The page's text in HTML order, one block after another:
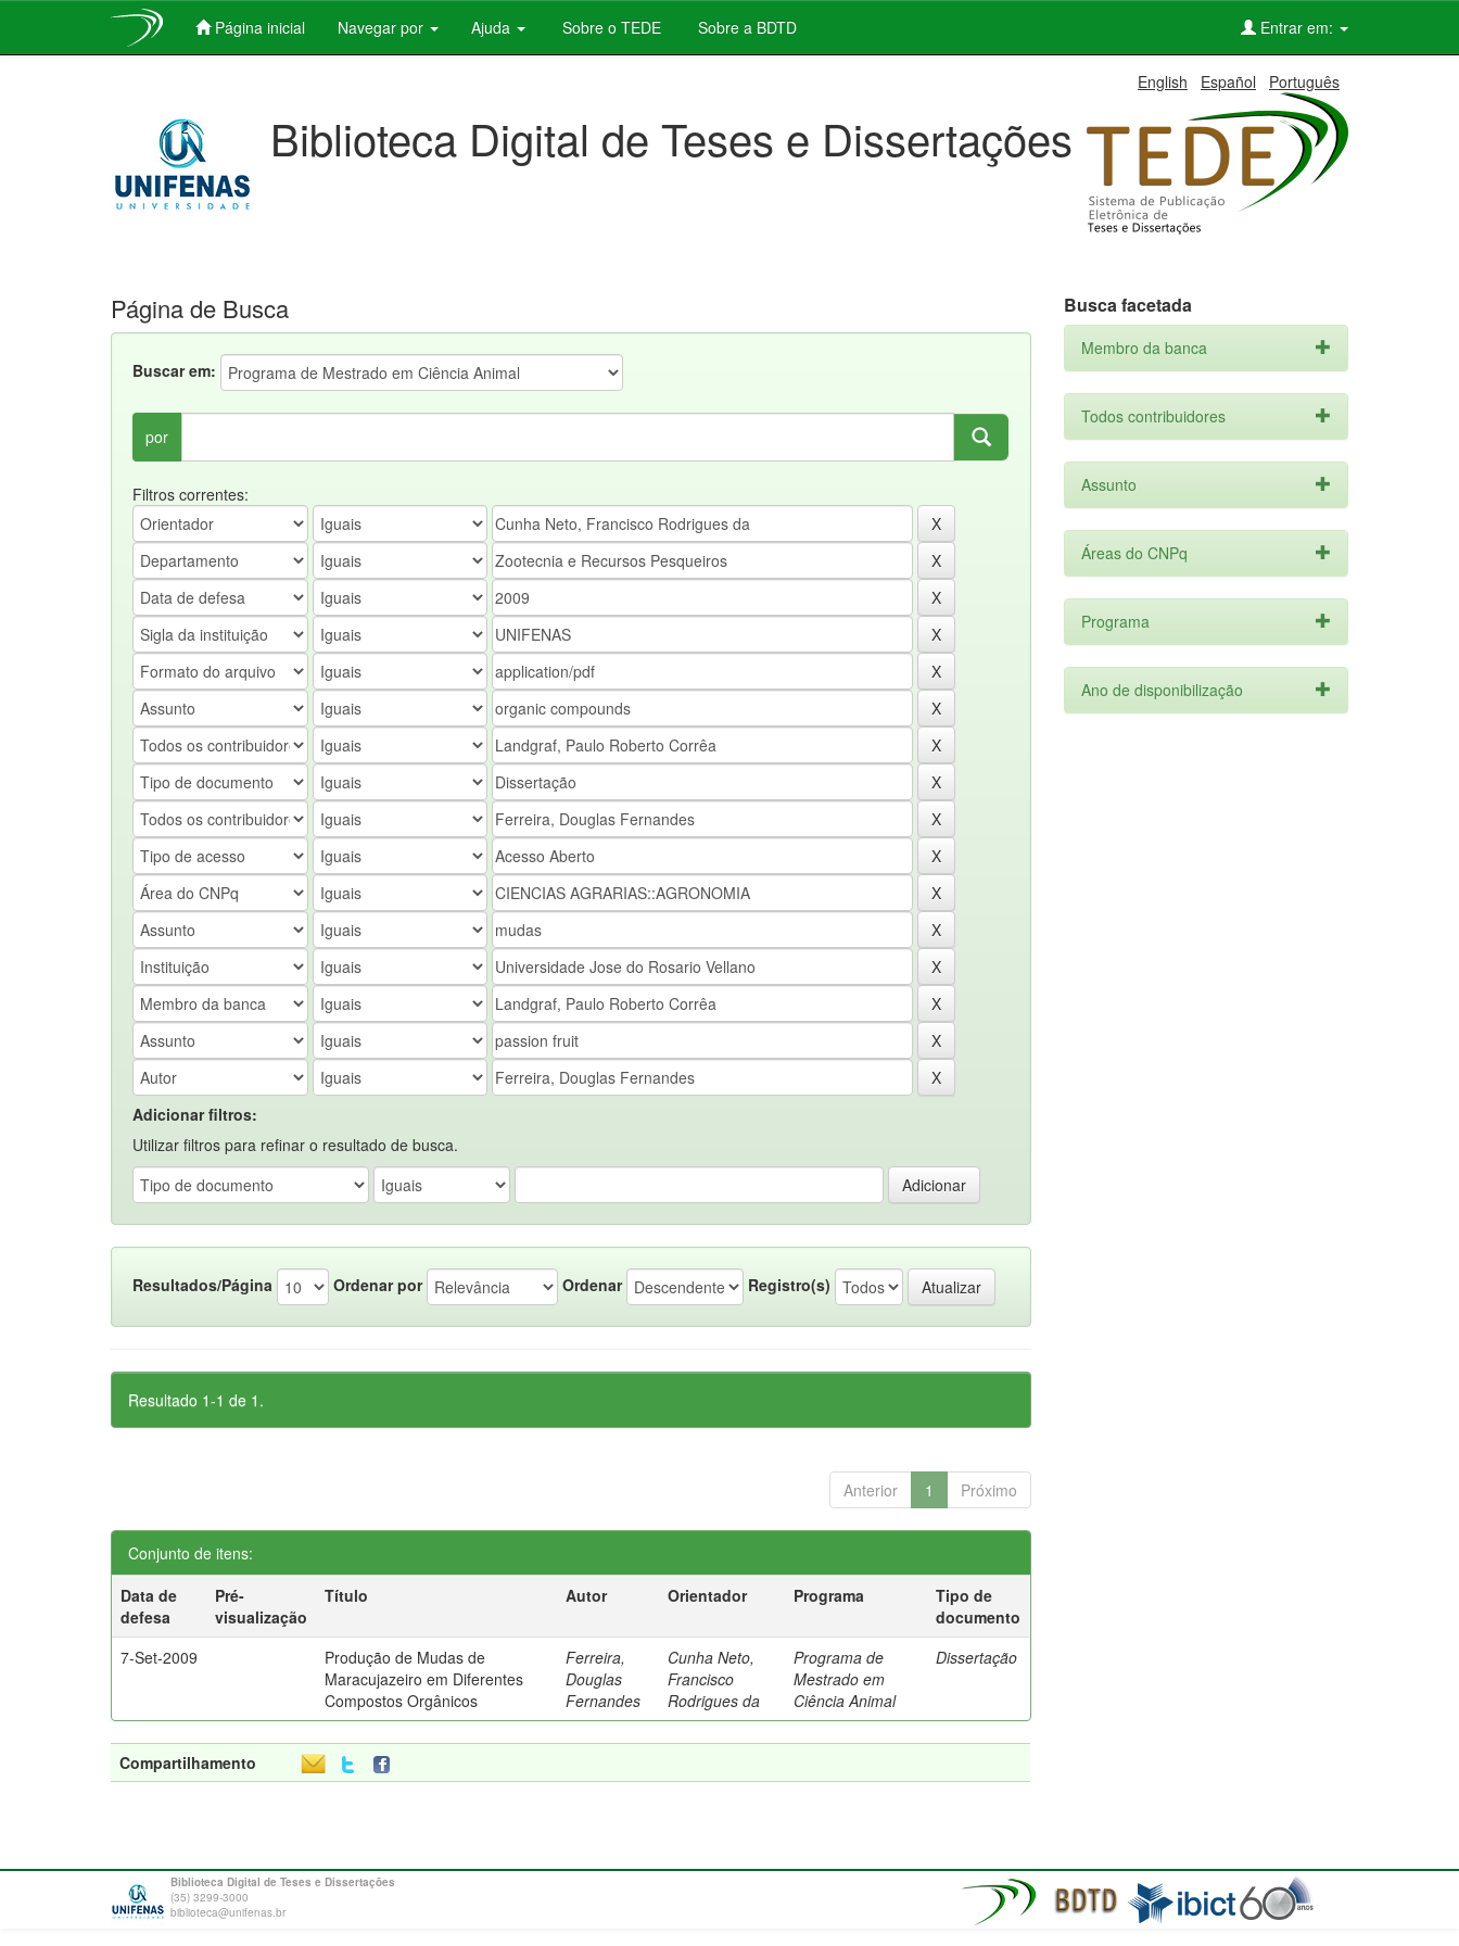
Página inicial Navegar por Ajuda Sobre o TEDE Sobre a BDTD Entrar em:
English Español Português
Biblioteca Digital de Teses e Dissertações
Página de Busca
Buscar em:
por
Filtros correntes:
Adicionar filtros:
Utilizar filtros para refinar o resultado de busca.
Resultados/Página Ordenar por Ordenar Registro(s)
Resultado 1-1 de 1.
Anterior 1 Próximo
Conjunto de itens:
Data de
defesa
Pré-
visualização
Título Autor Orientador Programa
Tipo de
documento
7-Set-2009
Produção de Mudas de
Maracujazeiro em Diferentes
Compostos Orgânicos
Ferreira,
Douglas
Fernandes
Cunha Neto,
Francisco
Rodrigues da
Programa de
Mestrado em
Ciência Animal
Dissertação
Compartilhamento
Busca facetada
Membro da banca
Todos contribuidores
Assunto
Áreas do CNPq
Programa
Ano de disponibilização
Biblioteca Digital de Teses e Dissertações
(35) 3299-3000
biblioteca@unifenas.br